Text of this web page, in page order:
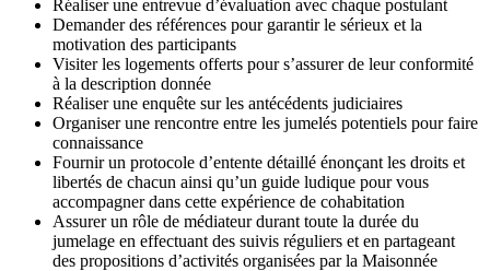
Réaliser une entrevue d’évaluation avec chaque postulant
Demander des références pour garantir le sérieux et la
motivation des participants
Visiter les logements offerts pour s’assurer de leur conformité
à la description donnée
Réaliser une enquête sur les antécédents judiciaires
Organiser une rencontre entre les jumelés potentiels pour faire
connaissance
Fournir un protocole d’entente détaillé énonçant les droits et
libertés de chacun ainsi qu’un guide ludique pour vous
accompagner dans cette expérience de cohabitation
Assurer un rôle de médiateur durant toute la durée du
jumelage en effectuant des suivis réguliers et en partageant
des propositions d’activités organisées par la Maisonnée